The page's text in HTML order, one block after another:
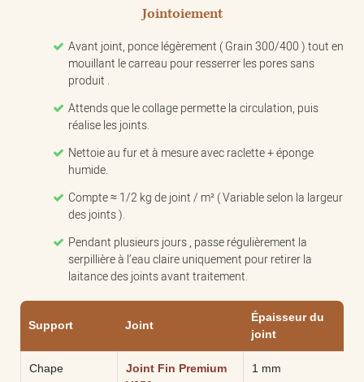
Jointoiement
Avant joint, ponce légèrement ( Grain 300/400 ) tout en
mouillant le carreau pour resserrer les pores sans
produit .
Attends que le collage permette la circulation, puis
réalise les joints.
Nettoie au fur et à mesure avec raclette + éponge
humide.
Compte ≈ 1/2 kg de joint / m² ( Variable selon la largeur
des joints ).
Pendant plusieurs jours , passe régulièrement la
serpillière à l’eau claire uniquement pour retirer la
laitance des joints avant traitement.
Support Joint
Épaisseur du
joint
Chape
Joint Fin Premium
1 mm